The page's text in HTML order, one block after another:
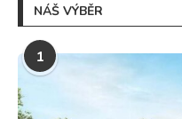
NÁŠ VÝBĚR
1